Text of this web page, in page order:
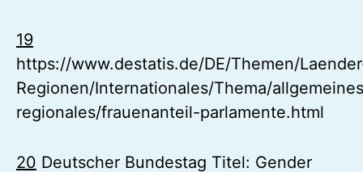
19
https://www.destatis.de/DE/Themen/
Regionen/Internationales/Thema/
regionales/frauenanteil-parlamente.html
20 Deutscher Bundestag Titel: Gender